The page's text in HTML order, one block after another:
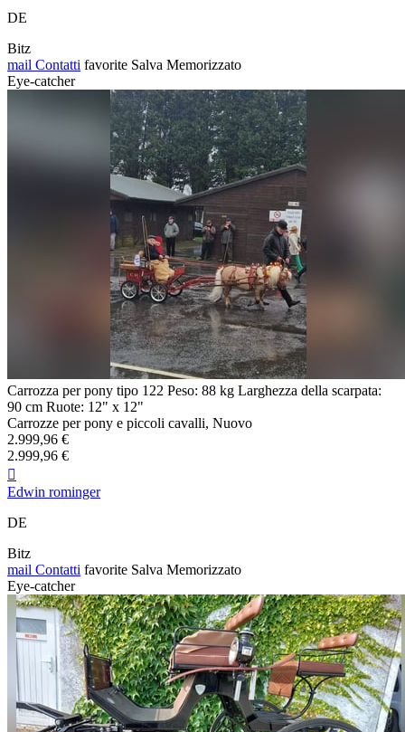
DE
Bitz
mail Contatti favorite Salva Memorizzato
Eye-catcher
Carrozza per pony tipo 122 Peso: 88 kg Larghezza della scarpata:
90 cm Ruote: 12" x 12"
Carrozze per pony e piccoli cavalli, Nuovo
2.999,96 €
2.999,96 €

Edwin rominger
DE
Bitz
mail Contatti favorite Salva Memorizzato
Eye-catcher